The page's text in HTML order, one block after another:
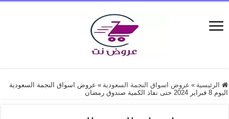
الرئيسية » عروض اسواق النجمة السعودية » عروض اسواق النجمة السعودية
اليوم 8 فبراير 2024 حتى نفاذ الكمية صندوق رمضان